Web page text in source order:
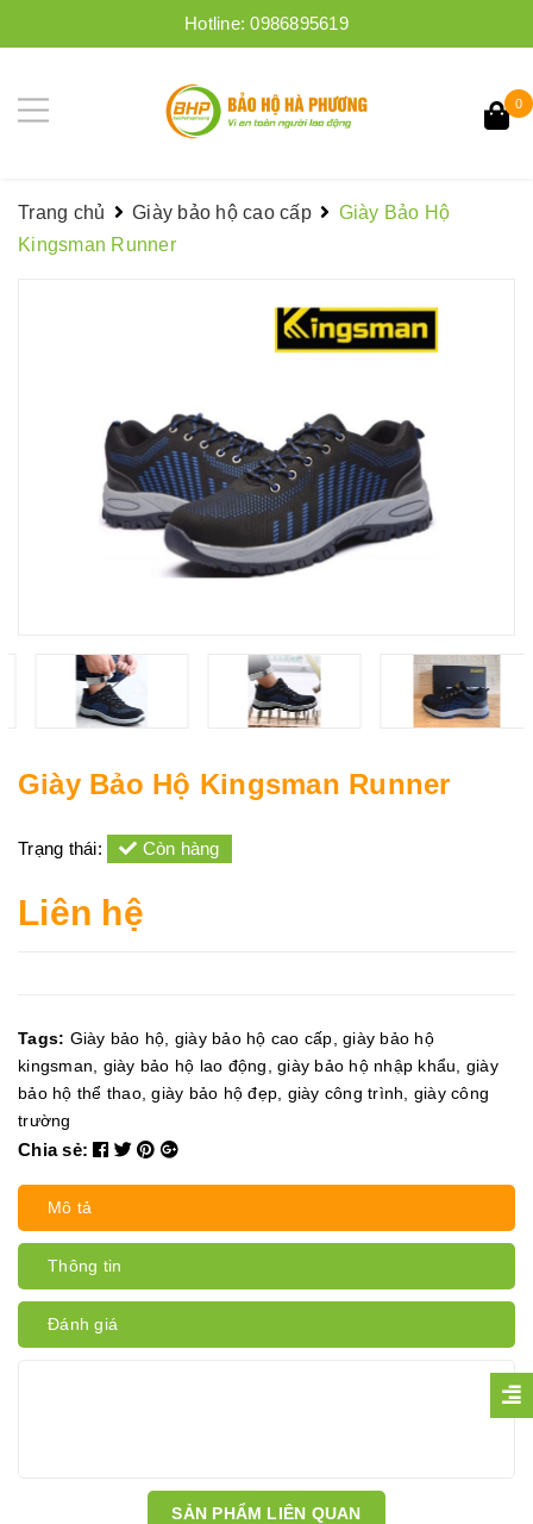
Hotline:0986895619
0
Trang chủ Giày bảo hộ cao cấp
Giày Bảo Hộ
Kingsman Runner
Giày Bảo Hộ Kingsman Runner
Trạng thái: Còn hàng
Liên hệ
Tags: Giày bảo hộ giày bảo hộ cao cấp giày bảo hộ
kingsman
giày bảo hộ lao động giày bảo hộ nhập khẩu
giày
bảo hộ thể thao,giày bảo hộ đẹp giày công trình
giày công
trường
Chia sẻ:
Mô tả
Thông tin
Đánh giá
SẢN PHẨM LIÊN QUAN